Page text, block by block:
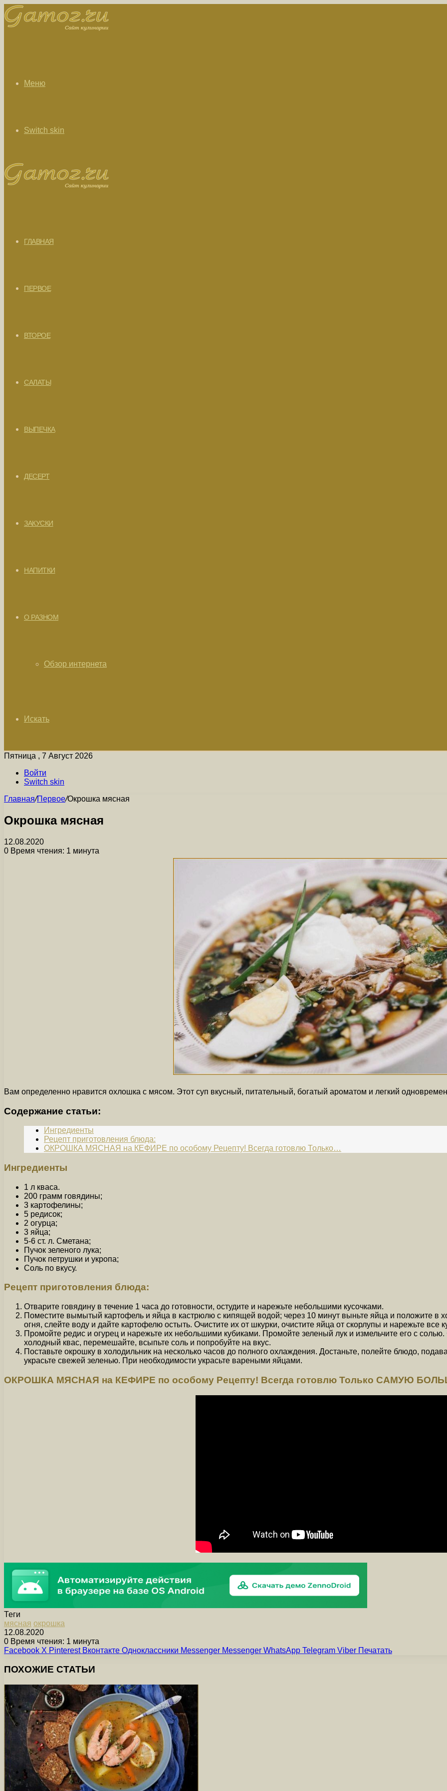
Меню
Switch skin
ГЛАВНАЯ
ПЕРВОЕ
ВТОРОЕ
САЛАТЫ
ВЫПЕЧКА
ДЕСЕРТ
ЗАКУСКИ
НАПИТКИ
О РАЗНОМ
Обзор интернета
Искать
Пятница , 7 Август 2026
Войти
Switch skin
Главная/Первое/Окрошка мясная
Окрошка мясная
12.08.2020
0 Время чтения: 1 минута
Вам определенно нравится охлошка с мясом. Этот суп вкусный, питательный, богатый ароматом и легкий
Содержание статьи:
Ингредиенты
Рецепт приготовления блюда:
ОКРОШКА МЯСНАЯ на КЕФИРЕ по особому Рецепту! Всегда готовлю Только…
Ингредиенты
1 л кваса.
200 грамм говядины;
3 картофелины;
5 редисок;
2 огурца;
3 яйца;
5-6 ст. л. Сметана;
Пучок зеленого лука;
Пучок петрушки и укропа;
Соль по вкусу.
Рецепт приготовления блюда:
Отварите говядину в течение 1 часа до готовности, остудите и нарежьте небольшими кусочками.
Поместите вымытый картофель и яйца в кастрюлю с кипящей водой; через 10 минут выньте яйца и положите в
огня, слейте воду и дайте картофелю остыть. Очистите их от шкурки, очистите яйца от скорлупы и нарежьте все
Промойте редис и огурец и нарежьте их небольшими кубиками. Промойте зеленый лук и измельчите его с
холодный квас, перемешайте, всыпьте соль и попробуйте на вкус.
Поставьте окрошку в холодильник на несколько часов до полного охлаждения. Достаньте, полейте блюдо,
украсьте свежей зеленью. При необходимости украсьте вареными яйцами.
ОКРОШКА МЯСНАЯ на КЕФИРЕ по особому Рецепту! Всегда готовлю Только САМУЮ
Теги
мясная окрошка
12.08.2020
0 Время чтения: 1 минута
Facebook X Pinterest Вконтакте Одноклассники Messenger Messenger WhatsApp Telegram Viber Печатать
ПОХОЖИЕ СТАТЬИ